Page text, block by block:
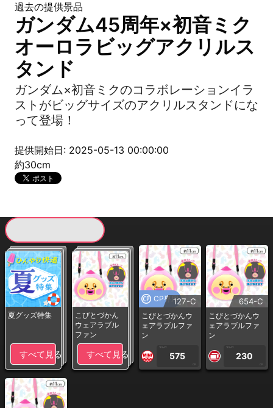
過去の提供景品
ガンダム45周年×初音ミク
オーロラビッグアクリルス
タンド
ガンダム×初音ミクのコラボレーションイラ
ストがビッグサイズのアクリルスタンドにな
って登場！
提供開始日: 2025-05-13 00:00:00
約30cm
夏グッズ特集
すべて見る
こびとづかん
ウェアラブル
ファン
すべて見る
CP専用127-C
こびとづかんウ
ェアラブルファ
ン
1PLAY
575
CP
654-C
こびとづかんウ
ェアラブルファ
ン
1PLAY
230
CP